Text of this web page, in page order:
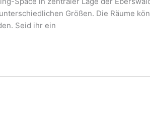
Größen. Die Räume
Seid ihr ein